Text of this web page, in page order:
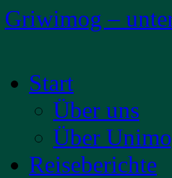
Griwimog –
Inhalt
springenStart
Über uns
Über
Reiseberichte